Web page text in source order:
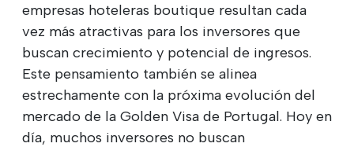
empresas hoteleras boutique resultan cada
vez más atractivas para los inversores que
buscan crecimiento y potencial de ingresos.
Este pensamiento también se alinea
estrechamente con la próxima evolución del
mercado de la Golden Visa de Portugal. Hoy en
día, muchos inversores no buscan